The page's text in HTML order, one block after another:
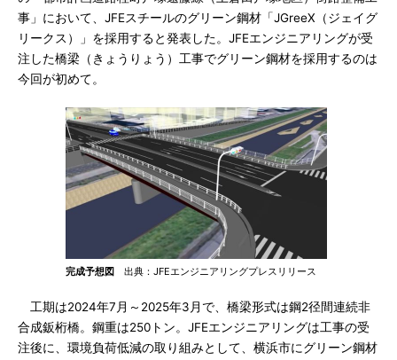
事」において、JFEスチールのグリーン鋼材「JGreeX（ジェイグ
リークス）」を採用すると発表した。JFEエンジニアリングが受
注した橋梁（きょうりょう）工事でグリーン鋼材を採用するのは
今回が初めて。
完成予想図 出典：JFEエンジニアリングプレスリリース
工期は2024年7月～2025年3月で、橋梁形式は鋼2径間連続非
合成鈑桁橋。鋼重は250トン。JFEエンジニアリングは工事の受
注後に、環境負荷低減の取り組みとして、横浜市にグリーン鋼材